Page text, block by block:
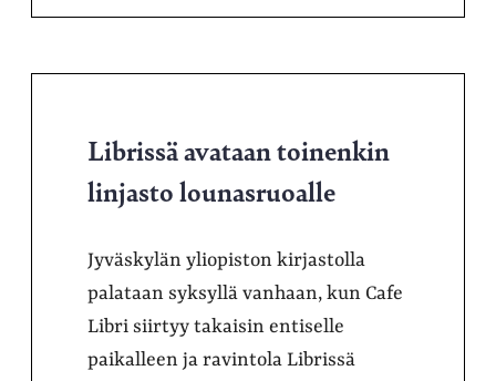
Librissä avataan toinenkin
linjasto lounasruoalle
Jyväskylän yliopiston kirjastolla
palataan syksyllä vanhaan, kun Cafe
Libri siirtyy takaisin entiselle
paikalleen ja ravintola Librissä